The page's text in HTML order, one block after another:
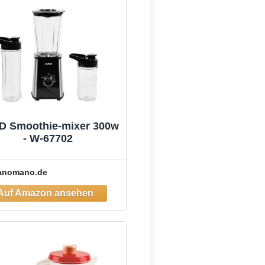
Smoothie-mixer 300w
- W-67702